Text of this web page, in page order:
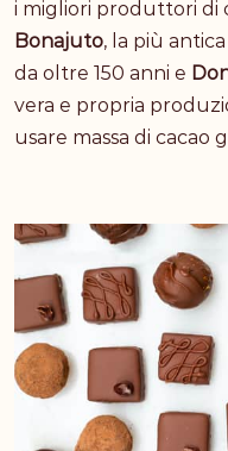
i migliori produttori di
Bonajuto, la più
da oltre 150 anni e
vera e propria
usare massa di cacao